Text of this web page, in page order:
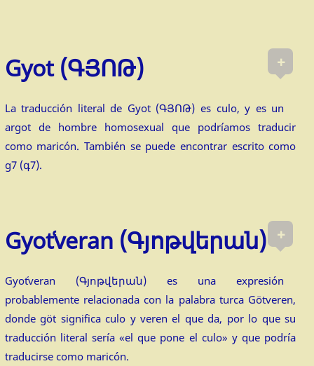
+
Gyot (ԳՅՈԹ)
La traducción literal de Gyot (ԳՅՈԹ) es culo, y es un
argot de hombre homosexual que podríamos traducir
como maricón. También se puede encontrar escrito como
g7 (գ7).
+
Gyotʿveran (Գյոթվերան)
Gyotʿveran (Գյոթվերան) es una expresión
probablemente relacionada con la palabra turca Götveren,
donde göt significa culo y veren el que da, por lo que su
traducción literal sería «el que pone el culo» y que podría
traducirse como maricón.